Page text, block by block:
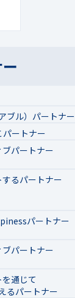
ブル）パートナー
ートナー
パートナー
るパートナー
パートナー
パートナー
通じて
るパートナー